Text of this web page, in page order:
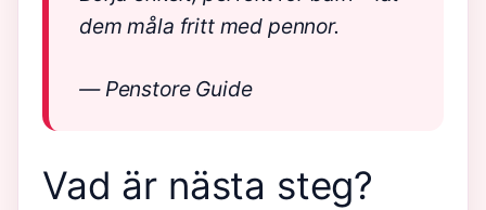
dem måla fritt med pennor.
— Penstore Guide
Vad är nästa steg?